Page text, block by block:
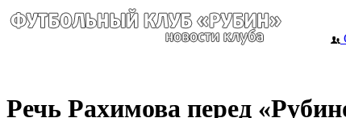
Речь Рахимова перед